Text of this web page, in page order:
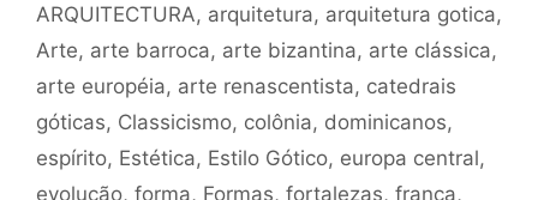
ARQUITECTURA, arquitetura, arquitetura gotica,
Arte, arte barroca, arte bizantina, arte clássica,
arte européia, arte renascentista, catedrais
góticas, Classicismo, colônia, dominicanos,
espírito, Estética, Estilo Gótico, europa central,
evolução, forma, Formas, fortalezas, frança,